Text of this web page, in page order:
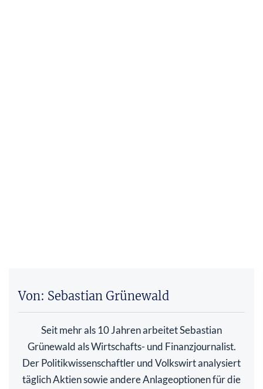
Von: Sebastian Grünewald
Seit mehr als 10 Jahren arbeitet Sebastian
Grünewald als Wirtschafts- und Finanzjournalist.
Der Politikwissenschaftler und Volkswirt analysiert
täglich Aktien sowie andere Anlageoptionen für die